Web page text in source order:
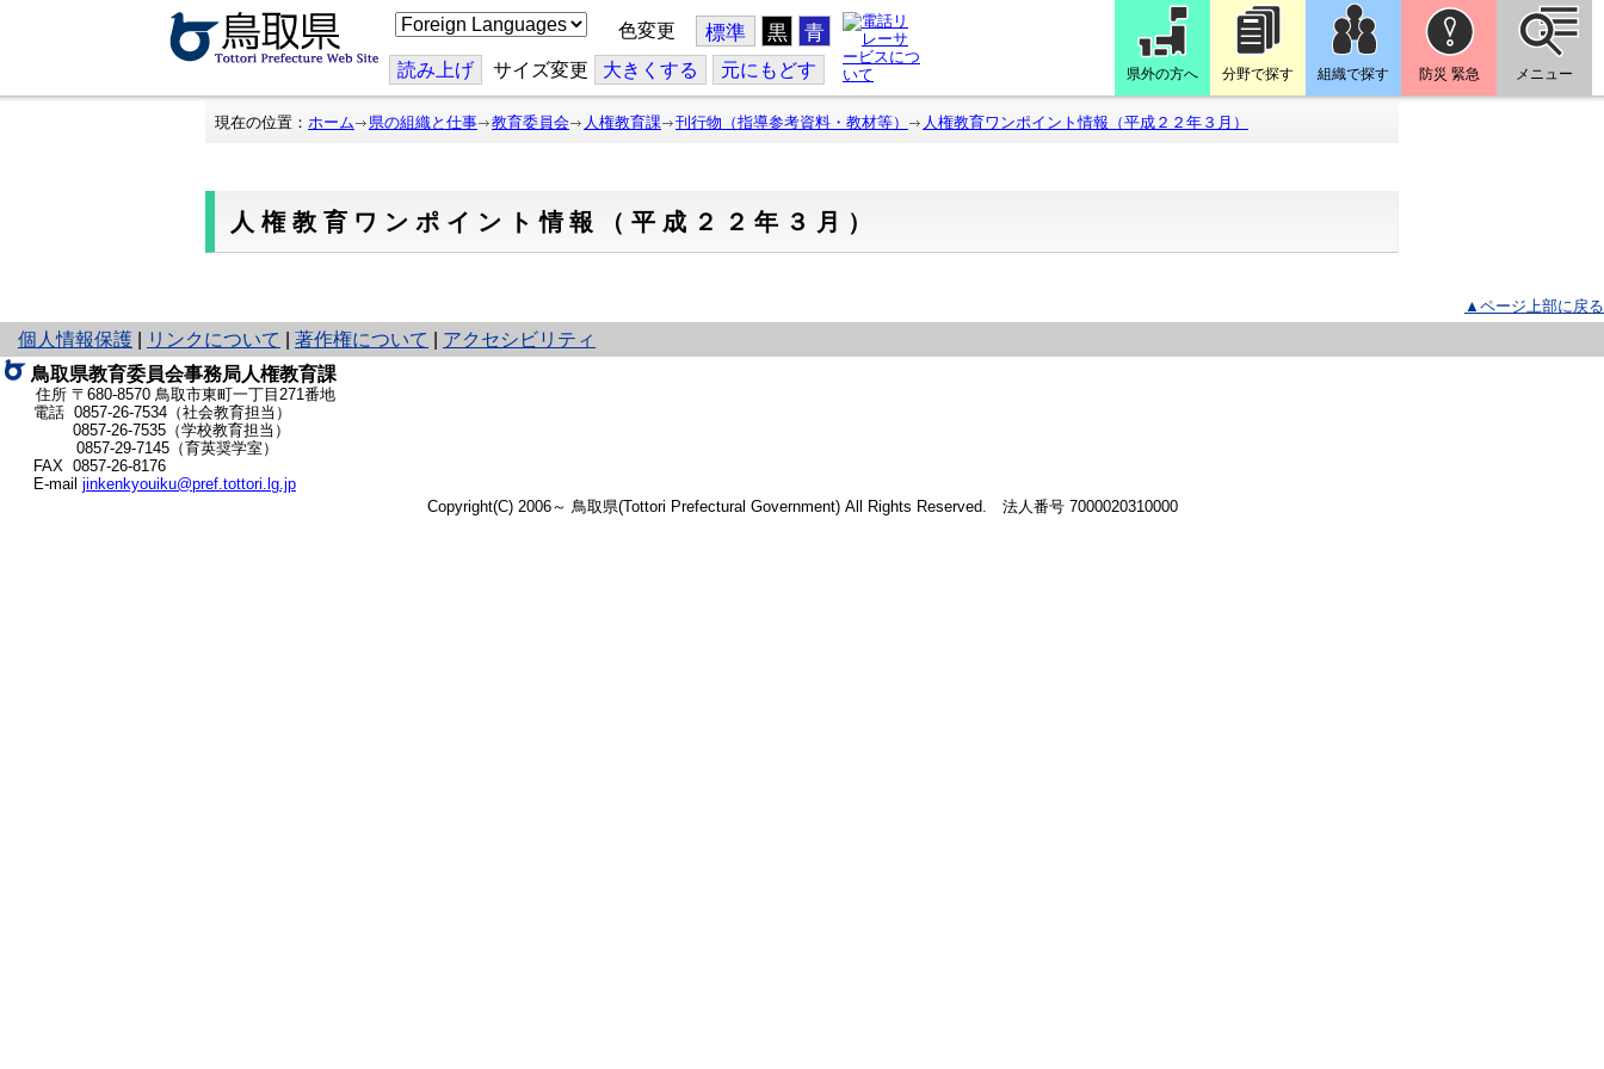
こ
の
ジ
を
翻
色変更 標準 黒 青
読み上げ サイズ変更 大きくする 元にもどす 県外の方へ 分野で探す 組織で探す 防災 緊急 メニュー
現在の位置： ホーム 県の組織と仕事 教育委員会 人権教育課 刊行物（指導参考資料・教材等） 人権教育ワンポイント情報（平成２２年３月）
人権教育ワンポイント情報（平成２２年３月）
▲ページ上部に戻る
個人情報保護
と
り
ネ
ッ
ト
へ
の
リンクについて 著作権について
アクセシビリティ
鳥取県教育委員会事務局人権教育課
住所 〒680-8570 鳥取市東町一丁目271番地
電話 0857-26-7534（社会教育担当）
0857-26-7535（学校教育担当）
0857-29-7145（育英奨学室）
FAX 0857-26-8176
E-mail jinkenkyouiku@pref.tottori.lg.jp
Copyright(C) 2006～ 鳥取県(Tottori Prefectural Government) All Rights Reserved. 法人番号 7000020310000